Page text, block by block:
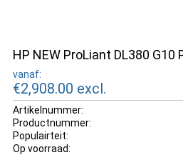
HP NEW ProLiant DL380 G10
vanaf:
€2,908.00 excl.
Artikelnummer:
Productnummer:
Populairteit:
Op voorraad: